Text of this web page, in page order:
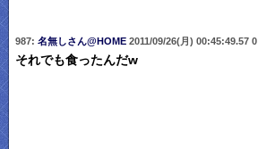
987: 名無しさん@HOME2011/09/26(月) 00:45:49.57 0
それでも食ったんだw